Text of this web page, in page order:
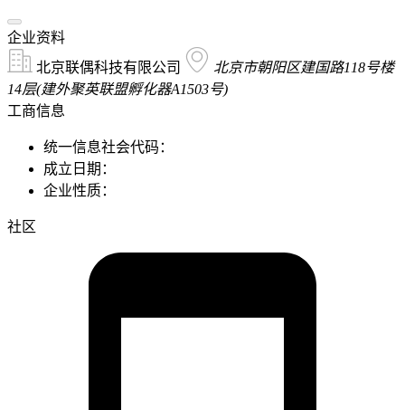
企业资料
北京联偶科技有限公司
北京市朝阳区建国路118号楼
14层(建外聚英联盟孵化器A1503号)
工商信息
统一信息社会代码：
成立日期：
企业性质：
社区